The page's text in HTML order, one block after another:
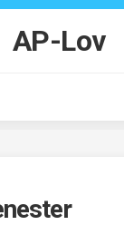
AP-Lov